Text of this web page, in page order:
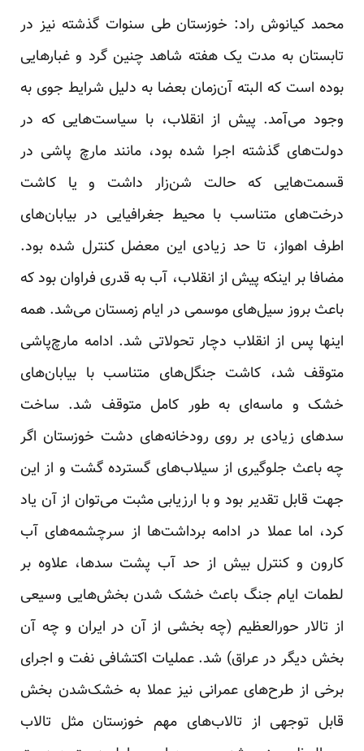
محمد کیانوش راد: خوزستان طی سنوات گذشته نیز در
تابستان به مدت یک هفته شاهد چنین گرد و غبارهایی
بوده‌ است که البته آن‌زمان بعضا به دلیل شرایط جوی به
وجود می‌آمد. پیش از انقلاب، با سیاست‌هایی که در
دولت‌های گذشته اجرا شده بود، مانند مارچ پاشی در
قسمت‌هایی که حالت شن‌زار داشت و یا کاشت
درخت‌های متناسب با محیط جغرافیایی در بیابان‌های
اطرف اهواز، تا حد زیادی این معضل کنترل شده بود.
مضافا بر اینکه پیش از انقلاب، آب به قدری فراوان بود که
باعث بروز سیل‌های موسمی در ایام زمستان می‌شد. همه
اینها پس از انقلاب دچار تحولاتی شد. ادامه مارچ‌پاشی
متوقف شد، کاشت جنگل‌های متناسب با بیابان‌های
خشک و ماسه‌ای به طور کامل متوقف شد. ساخت
سدهای زیادی بر روی رودخانه‌های دشت خوزستان اگر
چه باعث جلوگیری از سیلاب‌های گسترده گشت و از این
جهت قابل تقدیر بود و با ارزیابی مثبت می‌توان از آن یاد
کرد، اما عملا در ادامه برداشت‌ها از سرچشمه‌های آب
کارون و کنترل بیش از حد آب پشت سدها، علاوه بر
لطمات ایام جنگ باعث خشک شدن بخش‌هایی وسیعی
از تالار حورالعظیم (چه بخشی از آن در ایران و چه آن
بخش دیگر در عراق) شد. عملیات اکتشافی نفت و اجرای
برخی از طرح‌های عمرانی نیز عملا به خشک‌شدن بخش
قابل توجهی از تالاب‌های مهم خوزستان مثل تالاب